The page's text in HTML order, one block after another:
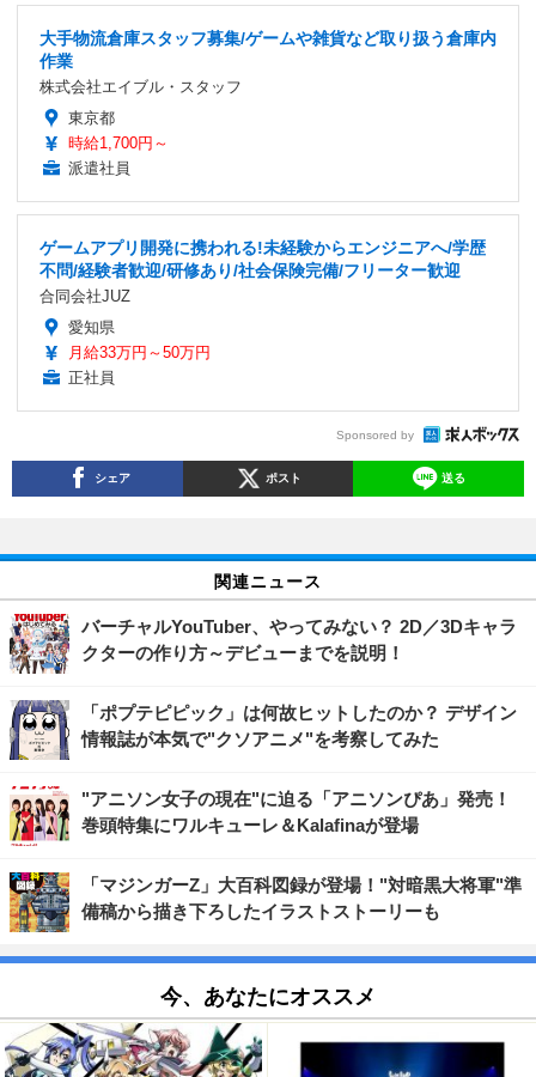
大手物流倉庫スタッフ募集/ゲームや雑貨など取り扱う倉庫内
作業
株式会社エイブル・スタッフ
東京都
時給1,700円～
派遣社員
ゲームアプリ開発に携われる!未経験からエンジニアへ/学歴
不問/経験者歓迎/研修あり/社会保険完備/フリーター歓迎
合同会社JUZ
愛知県
月給33万円～50万円
正社員
Sponsored by
シェア ポスト 送る
関連ニュース
バーチャルYouTuber、やってみない？ 2D／3Dキャラ
クターの作り方～デビューまでを説明！
「ポプテピピック」は何故ヒットしたのか？ デザイン
情報誌が本気で"クソアニメ"を考察してみた
"アニソン女子の現在"に迫る「アニソンぴあ」発売！
巻頭特集にワルキューレ＆Kalafinaが登場
「マジンガーZ」大百科図録が登場！"対暗黒大将軍"準
備稿から描き下ろしたイラストストーリーも
今、あなたにオススメ